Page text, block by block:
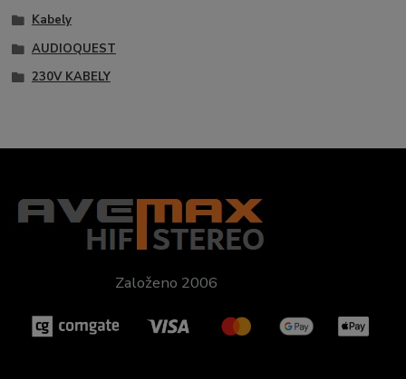
Kabely
AUDIOQUEST
230V KABELY
Založeno 2006